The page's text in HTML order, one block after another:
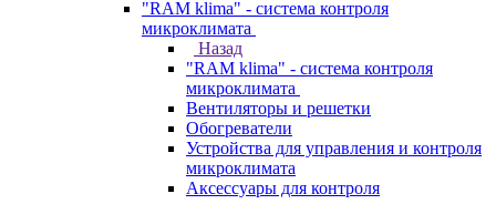
"RAM klima" - система контроля
микроклимата
Назад
"RAM klima" - система контроля
микроклимата
Вентиляторы и решетки
Обогреватели
Устройства для управления и контроля
микроклимата
Аксессуары для контроля